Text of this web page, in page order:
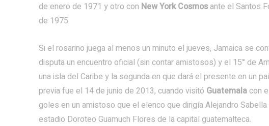
de enero de 1971 y otro con New York Cosmosante el Santos
de 1975.
Si el rosarino juega al menos un minuto el jueves, Jamaica se
disputa un encuentro oficial (sin contar amistosos) y el 15° de
una isla del Caribe y la segunda en que dará el presente en un
previa fue el 14 de junio de 2013, cuando visitó Guatemalacon
goles en un amistoso que el elenco que dirigía Alejandro
estadio Doroteo Guamuch Flores de la capital guatemalteca.